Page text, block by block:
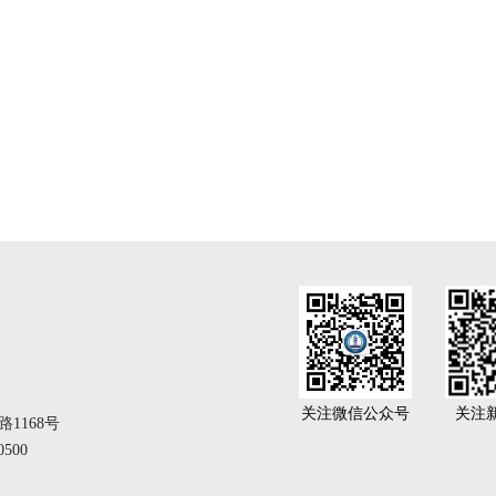
1168号
关注微信公众号 关注